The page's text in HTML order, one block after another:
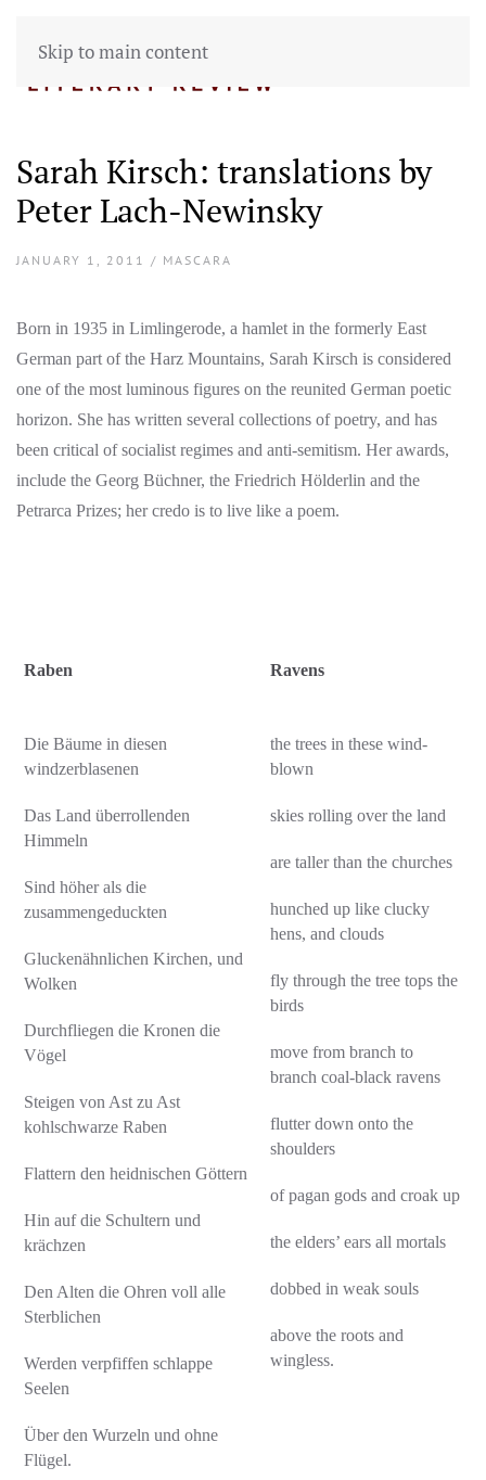
Skip to main content
Sarah Kirsch: translations by
Peter Lach-Newinsky
JANUARY 1, 2011 / MASCARA
Born in 1935 in Limlingerode, a hamlet in the formerly East
German part of the Harz Mountains, Sarah Kirsch is considered
one of the most luminous figures on the reunited German poetic
horizon. She has written several collections of poetry, and has
been critical of socialist regimes and anti-semitism. Her awards,
include the Georg Büchner, the Friedrich Hölderlin and the
Petrarca Prizes; her credo is to live like a poem.
Raben
Die Bäume in diesen
windzerblasenen
Das Land überrollenden
Himmeln
Sind höher als die
zusammengeduckten
Gluckenähnlichen Kirchen, und
Wolken
Durchfliegen die Kronen die
Vögel
Steigen von Ast zu Ast
kohlschwarze Raben
Flattern den heidnischen Göttern
Hin auf die Schultern und
krächzen
Den Alten die Ohren voll alle
Sterblichen
Werden verpfiffen schlappe
Seelen
Über den Wurzeln und ohne
Flügel.
Ravens
the trees in these wind-
blown
skies rolling over the land
are taller than the churches
hunched up like clucky
hens, and clouds
fly through the tree tops the
birds
move from branch to
branch coal-black ravens
flutter down onto the
shoulders
of pagan gods and croak up
the elders’ ears all mortals
dobbed in weak souls
above the roots and
wingless.